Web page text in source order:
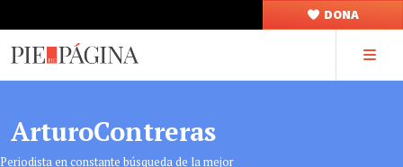
DONA
ArturoContreras
Periodista en constante búsqueda de la mejor